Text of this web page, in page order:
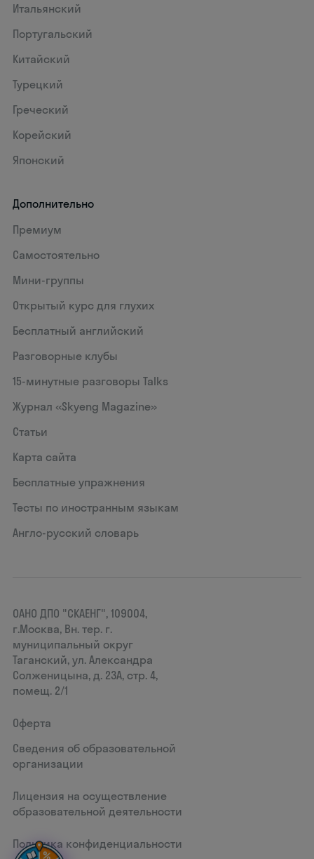
Итальянский
Португальский
Китайский
Турецкий
Греческий
Корейский
Японский
Дополнительно
Премиум
Самостоятельно
Мини-группы
Открытый курс для глухих
Бесплатный английский
Разговорные клубы
15‑минутные разговоры Talks
Журнал «Skyeng Magazine»
Статьи
Карта сайта
Бесплатные упражнения
Тесты по иностранным языкам
Англо-русский словарь
ОАНО ДПО "СКАЕНГ", 109004,
г.Москва, Вн. тер. г.
муниципальный округ
Таганский, ул. Александра
Солженицына, д. 23А, стр. 4,
помещ. 2/1
Оферта
Сведения об образовательной
организации
Лицензия на осуществление
образовательной деятельности
Политика конфиденциальности